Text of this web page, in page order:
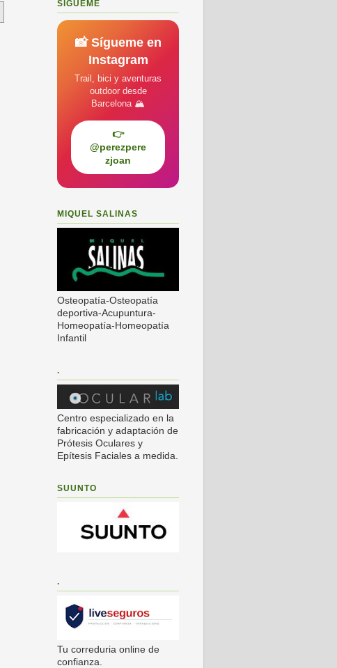
SÍGUEME
📸 Sígueme en
Instagram
Trail, bici y aventuras
outdoor desde
Barcelona 🏔️
👉
@perezpere
zjoan
MIQUEL SALINAS
Osteopatía-Osteopatía
deportiva-Acupuntura-
Homeopatía-Homeopatía
Infantil
.
Centro especializado en la
fabricación y adaptación de
Prótesis Oculares y
Epítesis Faciales a medida.
SUUNTO
.
Tu correduria online de
confianza.